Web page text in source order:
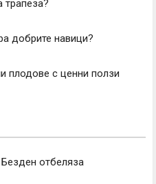
трапеза?
добрите навици?
плодове с ценни ползи
отбеляза